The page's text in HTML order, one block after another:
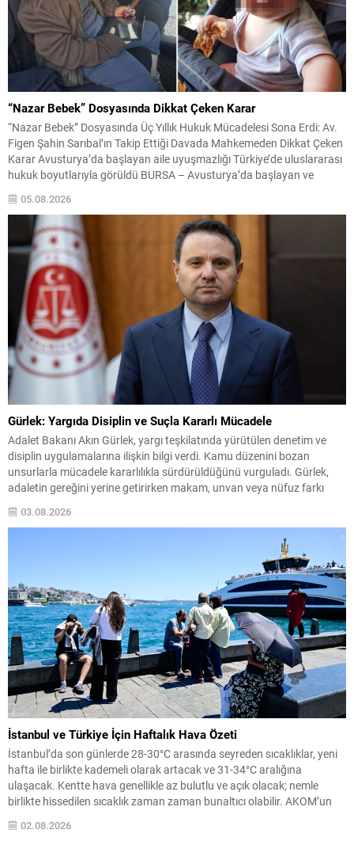
“Nazar Bebek” Dosyasında Dikkat Çeken Karar
“Nazar Bebek” Dosyasında Üç Yıllık Hukuk Mücadelesi Sona Erdi: Av.
Figen Şahin Sarıbal’ın Takip Ettiği Davada Mahkemeden Dikkat Çeken
Karar Avusturya’da başlayan aile uyuşmazlığı Türkiye’de uluslararası
hukuk boyutlarıyla görüldü BURSA – Avusturya’da başlayan ve
dosyasında yargılama süreci tamamlandı. Bursa 3. Aile...
05.08.2026
Gürlek: Yargıda Disiplin ve Suçla Kararlı Mücadele
Adalet Bakanı Akın Gürlek, yargı teşkilatında yürütülen denetim ve
disiplin uygulamalarına ilişkin bilgi verdi. Kamu düzenini bozan
unsurlarla mücadele kararlılıkla sürdürüldüğünü vurguladı. Gürlek,
adaletin gereğini yerine getirirken makam, unvan veya nüfuz farkı
gözetilmediğini belirtti ve bu yaklaşımın yargı mensupları için de
geçerli olduğunu söyledi. Denetim ve Disiplin Uygulamaları Hâkim ve...
03.08.2026
İstanbul ve Türkiye İçin Haftalık Hava Özeti
İstanbul’da son günlerde 28-30°C arasında seyreden sıcaklıklar, yeni
hafta ile birlikte kademeli olarak artacak ve 31-34°C aralığına
ulaşacak. Kentte hava genellikle az bulutlu ve açık olacak; nemle
birlikte hissedilen sıcaklık zaman zaman bunaltıcı olabilir. AKOM’un
haftalık tahmini şu şekilde: 3 Ağustos Pazartesi: Parçalı bulutlu, en
yüksek 31°C. 4 Ağustos Salı:...
02.08.2026